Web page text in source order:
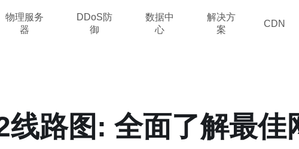
物理服务
器
DDoS防
御
数据中
心
解决方
案
CDN
线路图: 全面了解最佳